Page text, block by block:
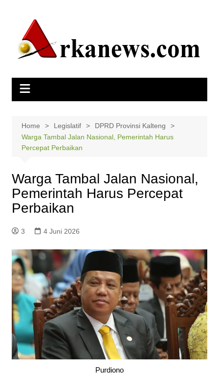
Home Legislatif
DPRD Provinsi Kalteng
Warga Tambal Jalan Nasional, Pemerintah Harus
Percepat Perbaikan
Warga Tambal Jalan Nasional,
Pemerintah Harus Percepat
Perbaikan
3 4 Juni 2026
Purdiono